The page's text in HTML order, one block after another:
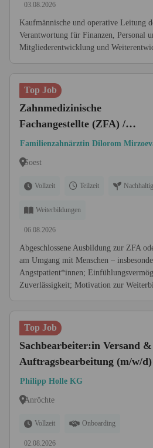
03.08.2026
Kaufmännische und operative Leitung
Verantwortung für Finanzen, Personal
Mitgliederentwicklung und
Top Job
Zahnmedizinische
Fachangestellte (ZFA) /
Zahnmedizinische
Prophylaxeassistentin (ZMP)
Familienzahnärztin Dilorom
Soest
Vollzeit Teilzeit
Weiterbildungen
06.08.2026
Abgeschlossene Ausbildung zur ZFA
am Umgang mit Menschen –
Angstpatient*innen;
Zuverlässigkeit; Motivation zur
Top Job
Sachbearbeiter:in Versand &
Auftragsbearbeitung (m/w/d)
Philipp Holle KG
Anröchte
Vollzeit Onboarding
02.08.2026